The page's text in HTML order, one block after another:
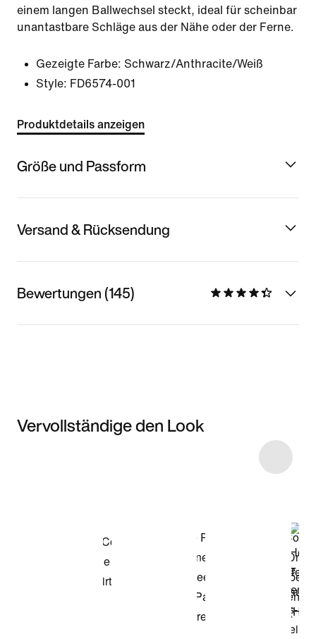
einem langen Ballwechsel steckt, ideal für scheinbar
unantastbare Schläge aus der Nähe oder der Ferne.
Gezeigte Farbe: Schwarz/Anthracite/Weiß
Style: FD6574-001
Produktdetails anzeigen
Größe und Passform
Versand & Rücksendung
Bewertungen (145)
Vervollständige den Look